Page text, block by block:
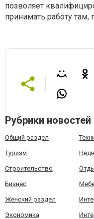
позволяет
принимать работу
Рубрики новостей
Общий раздел
Туризм
Строительство
Бизнес
Женский раздел
Экономика